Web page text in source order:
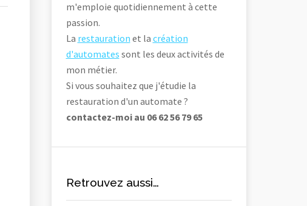
m'emploie quotidiennement à cette
passion.
La restauration et la création
d'automates sont les deux activités de
mon métier.
Si vous souhaitez que j'étudie la
restauration d'un automate ?
contactez-moi au 06 62 56 79 65
Retrouvez aussi…